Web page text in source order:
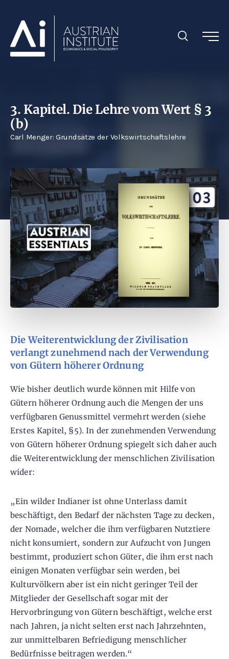
3. Kapitel. Die Lehre vom Wert § 3
(b)
Carl Menger: Grundsätze der Volkswirtschaftslehre
Die Weiterentwicklung der Zivilisation
verlangt zunehmend nach der Verwendung
von Gütern höherer Ordnung
Wie bisher deutlich wurde können mit Hilfe von
Gütern höherer Ordnung auch die Mengen der uns
verfügbaren Genussmittel vermehrt werden (siehe
Erstes Kapitel, §5). In der zunehmenden Verwendung
von Gütern höherer Ordnung spiegelt sich daher auch
die Weiterentwicklung der menschlichen Zivilisation
wider:
„Ein wilder Indianer ist ohne Unterlass damit
beschäftigt, den Bedarf der nächsten Tage zu decken,
der Nomade, welcher die ihm verfügbaren Nutztiere
nicht konsumiert, sondern zur Aufzucht von Jungen
bestimmt, produziert schon Güter, die ihm erst nach
einigen Monaten verfügbar sein werden, bei
Kulturvölkern aber ist ein nicht geringer Teil der
Mitglieder der Gesellschaft sogar mit der
Hervorbringung von Gütern beschäftigt, welche erst
nach Jahren, ja nicht selten erst nach Jahrzehnten,
zur unmittelbaren Befriedigung menschlicher
Bedürfnisse beitragen werden.“